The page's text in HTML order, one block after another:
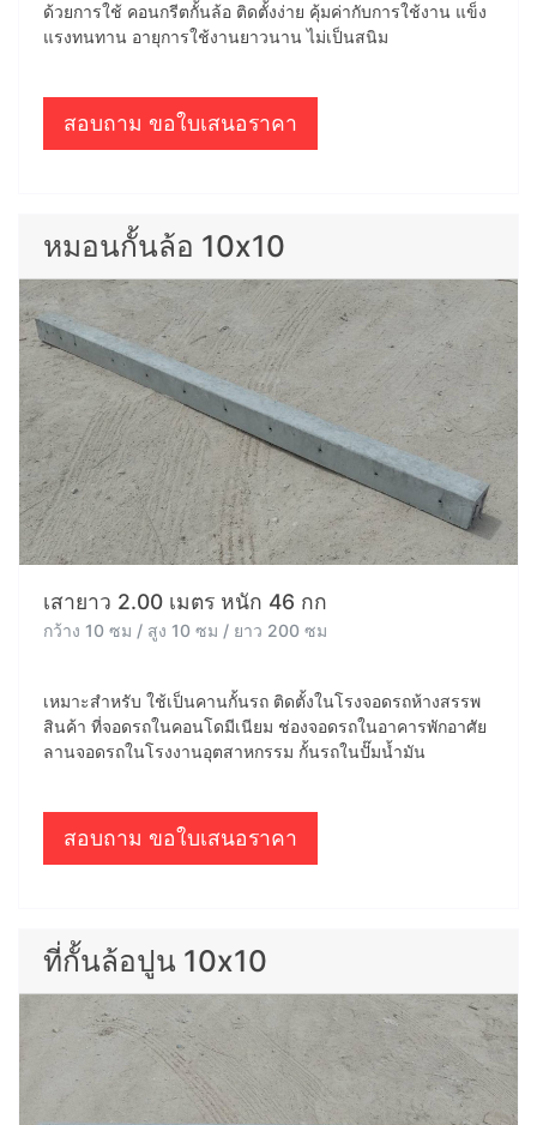
ด้วยการใช้ คอนกรีตกั้นล้อ ติดตั้งง่าย คุ้มค่ากับการใช้งาน แข็ง
แรงทนทาน อายุการใช้งานยาวนาน ไม่เป็นสนิม
สอบถาม ขอใบเสนอราคา
หมอนกั้นล้อ 10x10
เสายาว 2.00 เมตร หนัก 46 กก
กว้าง 10 ซม / สูง 10 ซม / ยาว 200 ซม
เหมาะสำหรับ ใช้เป็นคานกั้นรถ ติดตั้งในโรงจอดรถห้างสรรพ
สินค้า ที่จอดรถในคอนโดมีเนียม ช่องจอดรถในอาคารพักอาศัย
ลานจอดรถในโรงงานอุตสาหกรรม กั้นรถในปั๊มน้ำมัน
สอบถาม ขอใบเสนอราคา
ที่กั้นล้อปูน 10x10